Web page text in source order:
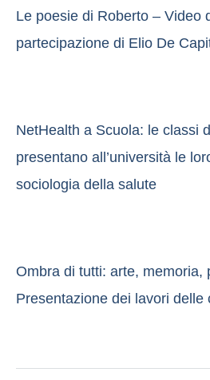
Le poesie di Roberto – Video
partecipazione di Elio De
NetHealth a Scuola: le classi
presentano all’università le
sociologia della salute
Ombra di tutti: arte, memoria,
Presentazione dei lavori delle